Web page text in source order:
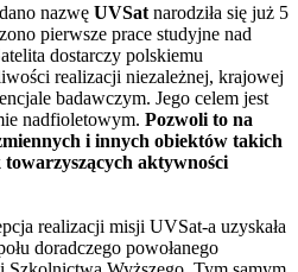
nazwę UVSat narodziła się już 5
pierwsze prace studyjne nad
dostarczy polskiemu
realizacji niezależnej, krajowej
badawczym. Jego celem jest
nadfioletowym. Pozwoli to na
i innych obiektów takich
aktywności
realizacji misji UVSat-a uzyskała
doradczego powołanego